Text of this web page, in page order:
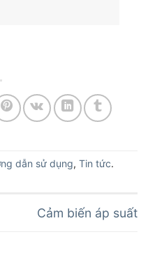
dẫn sử dụng, Tin tức.
Cảm biến áp suất